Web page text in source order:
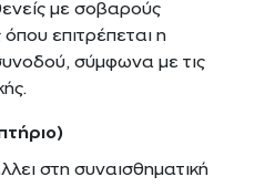
με σοβαρούς
όπου επιτρέπεται η
σύμφωνα με τις
στη συναισθηματική